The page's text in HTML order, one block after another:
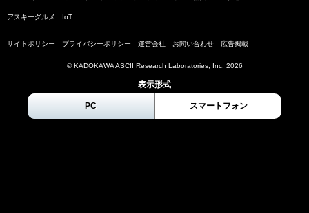
アスキーグルメ IoT
サイトポリシー プライバシーポリシー 運営会社 お問い合わせ 広告掲載
© KADOKAWA ASCII Research Laboratories, Inc. 2026
表示形式
PC スマートフォン